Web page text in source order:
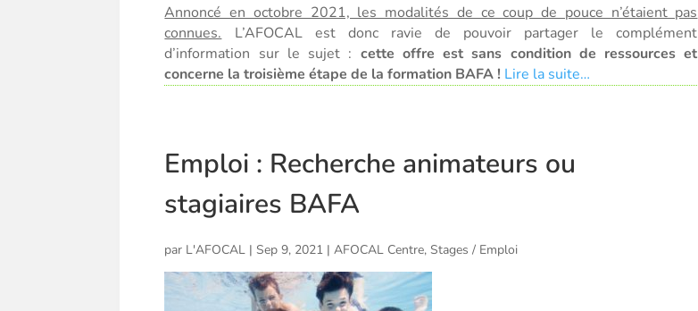
Annoncé en octobre 2021, les modalités de ce coup de pouce n’étaient pas
connues. L’AFOCAL est donc ravie de pouvoir partager le complément
d’information sur le sujet : cette offre est sans condition de ressources et
concerne la troisième étape de la formation BAFA ! Lire la suite…
Emploi : Recherche animateurs ou
stagiaires BAFA
par L'AFOCAL |Sep 9, 2021 |AFOCAL Centre,Stages / Emploi